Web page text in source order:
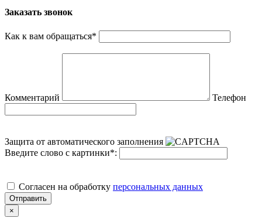
Заказать звонок
Как к вам обращаться*
Комментарий Телефон
Защита от автоматического заполнения
Введите слово с картинки*:
Cогласен на обработку персональных данных
Отправить
×